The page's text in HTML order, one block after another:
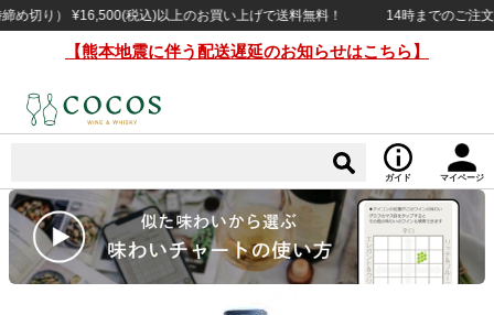
り） ¥16,500(税込)以上のお買い上げで送料無料！ 14時までのご注文で
【熊本地震に伴う配送遅延のお知らせはこちら】
ガイド マイページ